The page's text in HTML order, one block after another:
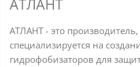
АТЛАНТ
АТЛАНТ - это
специализируется на
гидрофобизаторов для